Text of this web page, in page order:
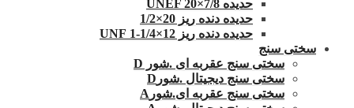
حدیده UNEF 20×7/8
حدیده دنده ریز 20×1/2
حدیده دنده ریز 12×1/4-1 UNF
سختی سنج
سختی سنج عقربه ای .شور D
سختی سنج دیجیتال .شورD
سختی سنج عقربه ای.شورA